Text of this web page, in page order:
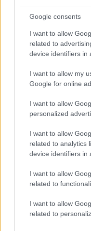
Google consents
I want to allow
related to
device identifiers in
I want to allow my
Google for online
I want to allow
personalized
I want to allow
related to analytics
device identifiers in
I want to allow
related to
I want to allow
related to
az államnak
A Büntető
kormány
elleni védekezés
elmúlt napokban